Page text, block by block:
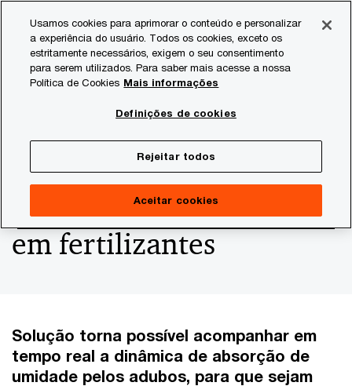
content
footer
Consultoria
Tecnologia de
ressonância magnética
ajuda a reduzir perdas
em fertilizantes
Solução torna possível acompanhar em
tempo real a dinâmica de absorção de
umidade pelos adubos, para que sejam
Usamos cookies para aprimorar o conteúdo e personalizar
a experiência do usuário. Todos os cookies, exceto os
estritamente necessários, exigem o seu consentimento
para serem utilizados. Para saber mais acesse a nossa
Política de Cookies Mais informações
Definições de cookies
Rejeitar todos
Aceitar cookies